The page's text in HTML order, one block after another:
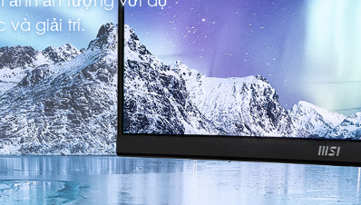
và giải trí.